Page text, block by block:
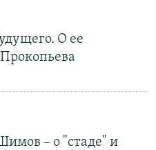
О ее
– о "стаде" и